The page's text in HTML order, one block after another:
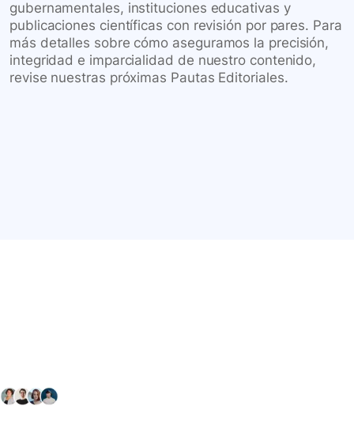
gubernamentales, instituciones educativas y
publicaciones científicas con revisión por pares. Para
más detalles sobre cómo aseguramos la precisión,
integridad e imparcialidad de nuestro contenido,
revise nuestras próximas Pautas Editoriales.